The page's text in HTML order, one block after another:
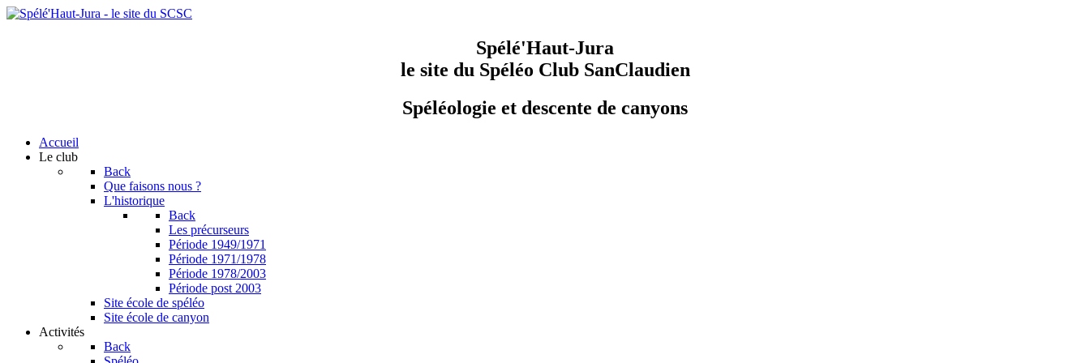
Spélé'Haut-Jura
le site du Spéléo Club SanClaudien
Spéléologie et descente de canyons
Accueil
Le club
Back
Que faisons nous ?
L'historique
Back
Les précurseurs
Période 1949/1971
Période 1971/1978
Période 1978/2003
Période post 2003
Site école de spéléo
Site école de canyon
Activités
Back